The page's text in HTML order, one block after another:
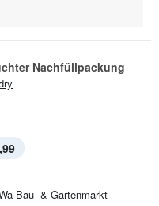
Nachfüllpackung
Bau- & Gartenmarkt